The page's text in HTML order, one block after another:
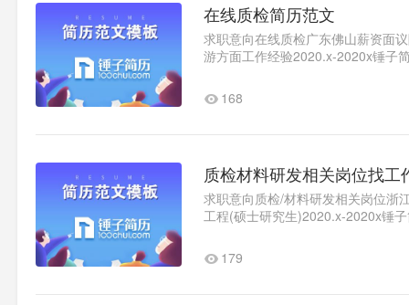
在线质检简历范文
求职意向在线质检广东佛山薪资面
游方面工作经验2020.x-2020x锤子
168
质检材料研发相关岗位找工
求职意向质检/材料研发相关岗位浙
工程(硕士研究生)2020.x-2020x锤
179